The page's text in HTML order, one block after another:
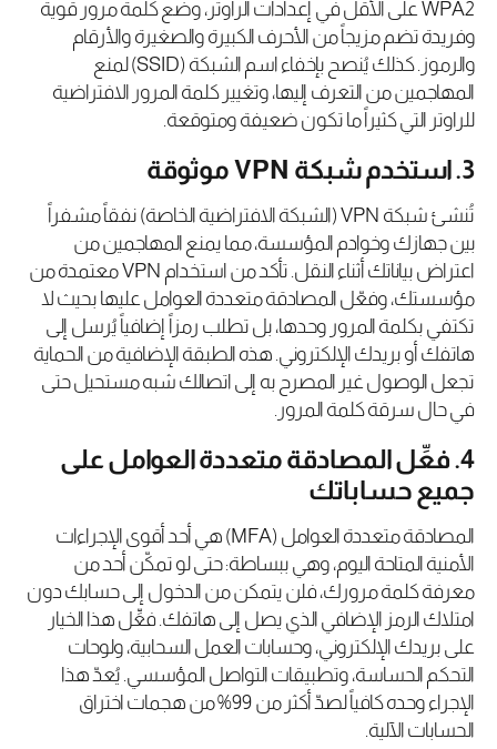
WPA2 على الأقل في إعدادات الراوتر، وضع كلمة مرور قوية
وفريدة تضم مزيجاً من الأحرف الكبيرة والصغيرة والأرقام
والرموز. كذلك يُنصح بإخفاء اسم الشبكة (SSID) لمنع
المهاجمين من التعرف إليها، وتغيير كلمة المرور الافتراضية
للراوتر التي كثيراً ما تكون ضعيفة ومتوقعة.
3. استخدم شبكة VPN موثوقة
تُنشئ شبكة VPN (الشبكة الافتراضية الخاصة) نفقاً مشفراً
بين جهازك وخوادم المؤسسة، مما يمنع المهاجمين من
اعتراض بياناتك أثناء النقل. تأكد من استخدام VPN معتمدة من
مؤسستك، وفعّل المصادقة متعددة العوامل عليها بحيث لا
تكتفي بكلمة المرور وحدها، بل تطلب رمزاً إضافياً يُرسل إلى
هاتفك أو بريدك الإلكتروني. هذه الطبقة الإضافية من الحماية
تجعل الوصول غير المصرح به إلى اتصالك شبه مستحيل حتى
في حال سرقة كلمة المرور.
4. فعِّل المصادقة متعددة العوامل على
جميع حساباتك
المصادقة متعددة العوامل (MFA) هي أحد أقوى الإجراءات
الأمنية المتاحة اليوم، وهي ببساطة: حتى لو تمكّن أحد من
معرفة كلمة مرورك، فلن يتمكن من الدخول إلى حسابك دون
امتلاك الرمز الإضافي الذي يصل إلى هاتفك. فعِّل هذا الخيار
على بريدك الإلكتروني، وحسابات العمل السحابية، ولوحات
التحكم الحساسة، وتطبيقات التواصل المؤسسي. يُعدّ هذا
الإجراء وحده كافياً لصدّ أكثر من 99% من هجمات اختراق
الحسابات الآلية.